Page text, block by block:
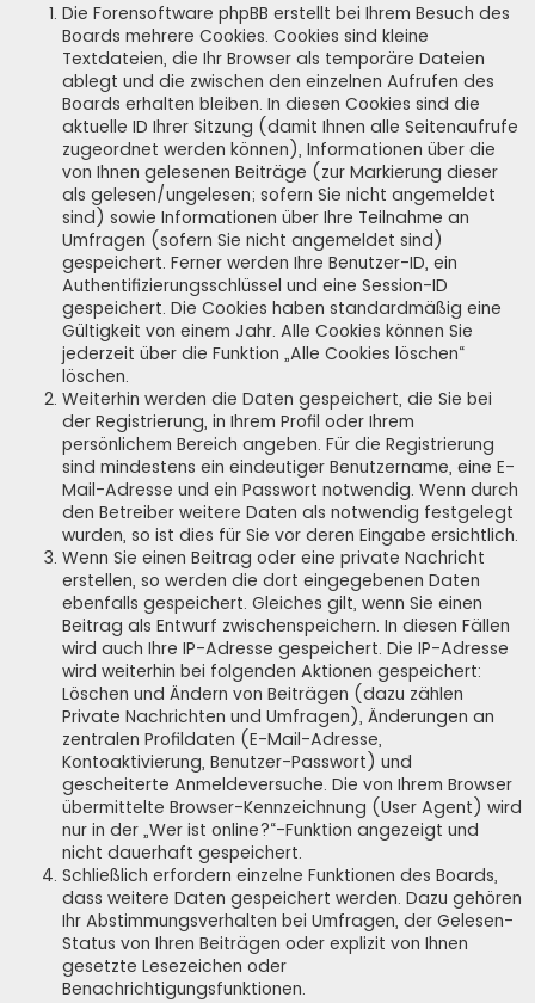
Die Forensoftware phpBB erstellt bei Ihrem Besuch des
Boards mehrere Cookies. Cookies sind kleine
Textdateien, die Ihr Browser als temporäre Dateien
ablegt und die zwischen den einzelnen Aufrufen des
Boards erhalten bleiben. In diesen Cookies sind die
aktuelle ID Ihrer Sitzung (damit Ihnen alle Seitenaufrufe
zugeordnet werden können), Informationen über die
von Ihnen gelesenen Beiträge (zur Markierung dieser
als gelesen/ungelesen; sofern Sie nicht angemeldet
sind) sowie Informationen über Ihre Teilnahme an
Umfragen (sofern Sie nicht angemeldet sind)
gespeichert. Ferner werden Ihre Benutzer-ID, ein
Authentifizierungsschlüssel und eine Session-ID
gespeichert. Die Cookies haben standardmäßig eine
Gültigkeit von einem Jahr. Alle Cookies können Sie
jederzeit über die Funktion „Alle Cookies löschen“
löschen.
Weiterhin werden die Daten gespeichert, die Sie bei
der Registrierung, in Ihrem Profil oder Ihrem
persönlichem Bereich angeben. Für die Registrierung
sind mindestens ein eindeutiger Benutzername, eine E-
Mail-Adresse und ein Passwort notwendig. Wenn durch
den Betreiber weitere Daten als notwendig festgelegt
wurden, so ist dies für Sie vor deren Eingabe ersichtlich.
Wenn Sie einen Beitrag oder eine private Nachricht
erstellen, so werden die dort eingegebenen Daten
ebenfalls gespeichert. Gleiches gilt, wenn Sie einen
Beitrag als Entwurf zwischenspeichern. In diesen Fällen
wird auch Ihre IP-Adresse gespeichert. Die IP-Adresse
wird weiterhin bei folgenden Aktionen gespeichert:
Löschen und Ändern von Beiträgen (dazu zählen
Private Nachrichten und Umfragen), Änderungen an
zentralen Profildaten (E-Mail-Adresse,
Kontoaktivierung, Benutzer-Passwort) und
gescheiterte Anmeldeversuche. Die von Ihrem Browser
übermittelte Browser-Kennzeichnung (User Agent) wird
nur in der „Wer ist online?“-Funktion angezeigt und
nicht dauerhaft gespeichert.
Schließlich erfordern einzelne Funktionen des Boards,
dass weitere Daten gespeichert werden. Dazu gehören
Ihr Abstimmungsverhalten bei Umfragen, der Gelesen-
Status von Ihren Beiträgen oder explizit von Ihnen
gesetzte Lesezeichen oder
Benachrichtigungsfunktionen.